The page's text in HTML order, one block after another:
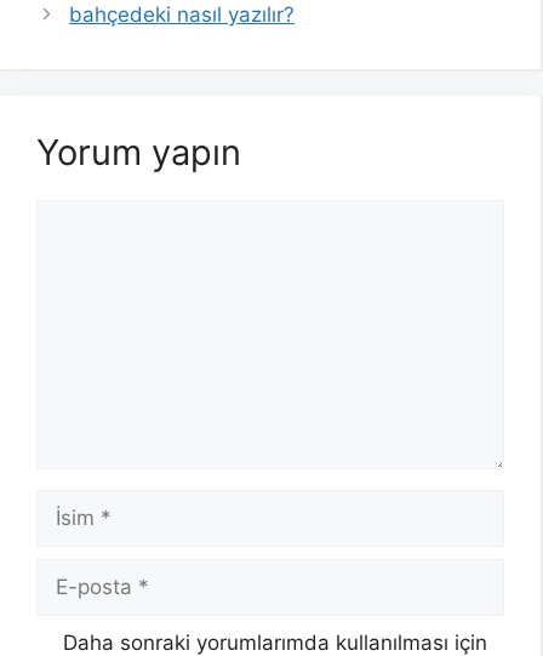
bahçedeki nasıl yazılır?
Yorum yapın
İsim
posta
Daha sonraki yorumlarımda kullanılması için